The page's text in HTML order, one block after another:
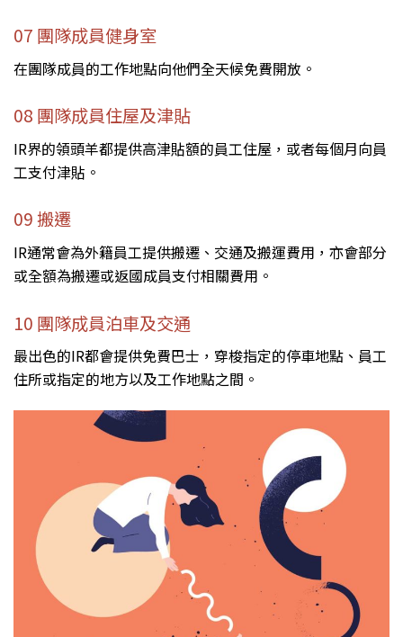
07 團隊成員健身室
在團隊成員的工作地點向他們全天候免費開放。
08 團隊成員住屋及津貼
IR界的領頭羊都提供高津貼額的員工住屋，或者每個月向員
工支付津貼。
09 搬遷
IR通常會為外籍員工提供搬遷、交通及搬運費用，亦會部分
或全額為搬遷或返國成員支付相關費用。
10 團隊成員泊車及交通
最出色的IR都會提供免費巴士，穿梭指定的停車地點、員工
住所或指定的地方以及工作地點之間。